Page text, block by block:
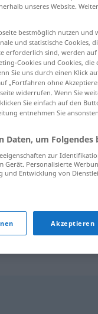
en début
sepasse
unseres Website.
bestmöglich nutzen und
und statistische Cookies,
erforderlich sind, werden
Cookies und Cookies,
Sie uns durch einen Klick
„Fortfahren ohne
widerrufen. Wenn Sie
Sie einfach auf den
entnehmen Sie
Daten, um Folgendes
zur
Personalisierte
Entwicklung von
Akzeptieren